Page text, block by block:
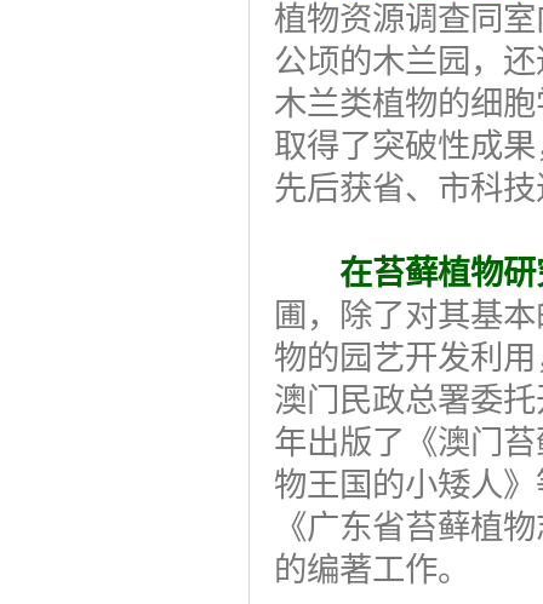
植物资源调查同
公顷的木兰园，
木兰类植物的细
取得了突破性成
先后获省、市科
在苔藓植物
圃，除了对其基
物的园艺开发利
澳门民政总署委
年出版了《澳门
物王国的小矮人
《广东省苔藓植
的编著工作。